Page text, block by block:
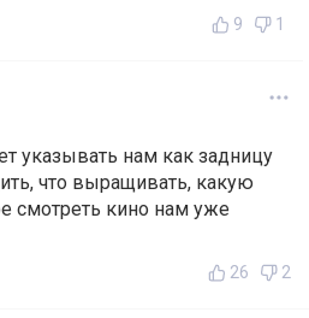
9 1
указывать нам как задницу
что выращивать, какую
смотреть кино нам уже
26 2